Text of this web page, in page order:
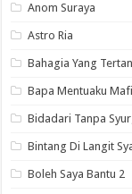
Anom Suraya
Astro Ria
Bahagia Yang
Bapa Mentuaku
Bidadari Tanpa
Bintang Di Langit
Boleh Saya Bantu 2